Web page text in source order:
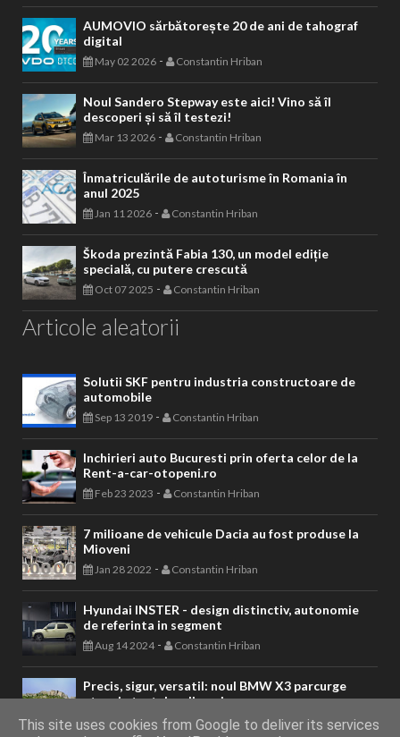
AUMOVIO sărbătorește 20 de ani de tahograf
digital
May 02 2026 - Constantin Hriban
Noul Sandero Stepway este aici! Vino să îl
descoperi și să îl testezi!
Mar 13 2026 - Constantin Hriban
Înmatriculările de autoturisme în Romania în
anul 2025
Jan 11 2026 - Constantin Hriban
Škoda prezintă Fabia 130, un model ediție
specială, cu putere crescută
Oct 07 2025 - Constantin Hriban
Articole aleatorii
Solutii SKF pentru industria constructoare de
automobile
Sep 13 2019 - Constantin Hriban
Inchirieri auto Bucuresti prin oferta celor de la
Rent-a-car-otopeni.ro
Feb 23 2023 - Constantin Hriban
7 milioane de vehicule Dacia au fost produse la
Mioveni
Jan 28 2022 - Constantin Hriban
Hyundai INSTER - design distinctiv, autonomie
de referinta in segment
Aug 14 2024- Constantin Hriban
Precis, sigur, versatil: noul BMW X3 parcurge
etapele testelor dinamice
Apr 22 2024- Constantin Hriban
This site uses cookies from Google to deliver its services